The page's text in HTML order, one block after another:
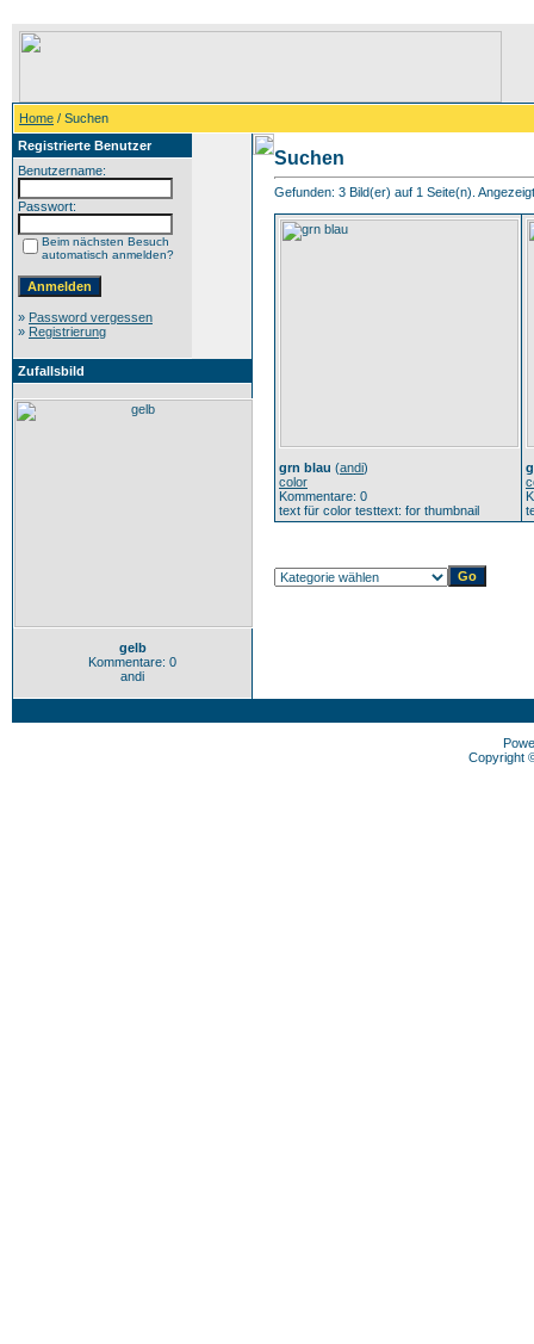
Home / Suchen
Registrierte Benutzer
Benutzername:
Passwort:
Beim nächsten Besuch
automatisch anmelden?
» Password vergessen
» Registrierung
Zufallsbild
gelb
Kommentare: 0
andi
Suchen
Gefunden: 3 Bild(er) auf 1 Seite(n).
grn blau (andi)
color
Kommentare: 0
text für color testtext: for thumbnail
Copyright